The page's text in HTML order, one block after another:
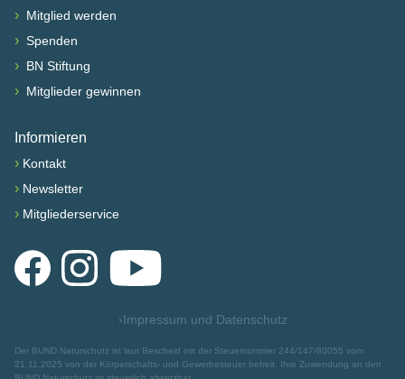
› Mitglied werden
› Spenden
› BN Stiftung
› Mitglieder gewinnen
Informieren
› Kontakt
› Newsletter
› Mitgliederservice
FacebookInstagramYouTube
›Impressum und Datenschutz
Der BUND Naturschutz ist laut Bescheid mit der Steuernummer 244/147/80055 vom
21.11.2025 von der Körperschafts- und Gewerbesteuer befreit. Ihre Zuwendung an den